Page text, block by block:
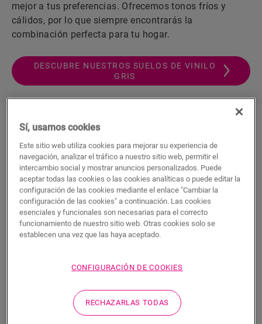
mejor a tus preferencias. Ofrecemos tonos fríos y
cálidos, por lo que siempre encontrarás la
combinación perfecta para tu hogar.
DESCUBRE NUESTROS SUELOS DE VINILO
GRIS
¿Sabías que el suelo vinilo gris
aporta estilo a tus estancias?
Las combinaciones cuidadosamente seleccionadas de
tonos, diseños, detalles y acabados de nuestro suelo
vinilo gris abren posibilidades y opciones inigualables
para tu gusto, estilo y preferencias específicas. Los
diseños imitan la naturaleza y crean ambientes
El diseño de piedra del suelo de vinilo gris crea
Sí, usamos cookies
Este sitio web utiliza cookies para mejorar su experiencia de
navegación, analizar el tráfico a nuestro sitio web, permitir el
intercambio social y mostrar anuncios personalizados. Puede
aceptar todas las cookies o las cookies analíticas o puede editar la
configuración de las cookies mediante el enlace "Cambiar la
configuración de las cookies" a continuación. Las cookies
esenciales y funcionales son necesarias para el correcto
funcionamiento de nuestro sitio web. Otras cookies solo se
establecen una vez que las haya aceptado.
CONFIGURACIÓN DE COOKIES
RECHAZARLAS TODAS